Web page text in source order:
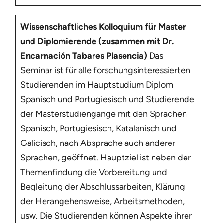
Wissenschaftliches Kolloquium für Master
und Diplomierende (zusammen mit Dr.
Encarnación Tabares Plasencia) Das
Seminar ist für alle forschungsinteressierten
Studierenden im Hauptstudium Diplom
Spanisch und Portugiesisch und Studierende
der Masterstudiengänge mit den Sprachen
Spanisch, Portugiesisch, Katalanisch und
Galicisch, nach Absprache auch anderer
Sprachen, geöffnet. Hauptziel ist neben der
Themenfindung die Vorbereitung und
Begleitung der Abschlussarbeiten, Klärung
der Herangehensweise, Arbeitsmethoden,
usw. Die Studierenden können Aspekte ihrer